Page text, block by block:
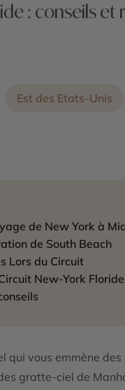
: conseils et
Est des Etats-Unis
de New York à
de South Beach
Lors du Circuit
New-York Floride
qui vous emmène
gratte-ciel de